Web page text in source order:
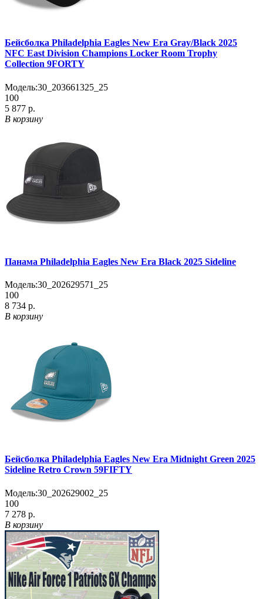
Бейсболка Philadelphia Eagles New Era Gray/Black 2025
NFC East Division Champions Locker Room Trophy
Collection 9FORTY
Модель:30_203661325_25
100
5 877 р.
В корзину
Панама Philadelphia Eagles New Era Black 2025 Sideline
Модель:30_202629571_25
100
8 734 р.
В корзину
Бейсболка Philadelphia Eagles New Era Midnight Green 2025
Sideline Retro Crown 59FIFTY
Модель:30_202629002_25
100
7 278 р.
В корзину